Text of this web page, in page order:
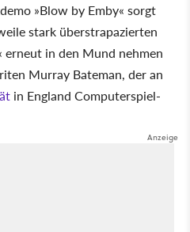
»Blow by Emby« sorgt
stark überstrapazierten
erneut in den Mund nehmen
Murray Bateman, der an
in England Computerspiel-